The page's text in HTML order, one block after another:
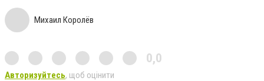
Михаил Королёв
0,0
Авторизуйтесь, щоб оцінити